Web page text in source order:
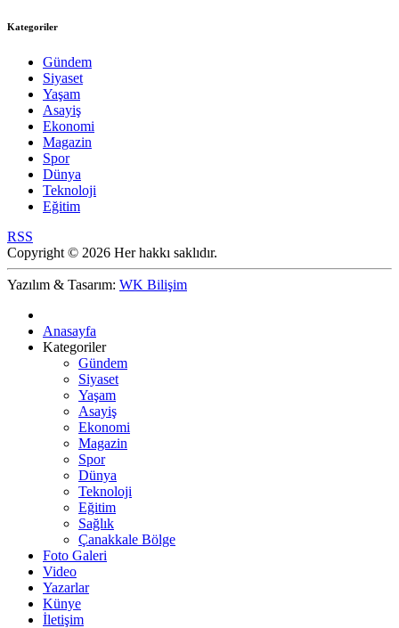
Kategoriler
Gündem
Siyaset
Yaşam
Asayiş
Ekonomi
Magazin
Spor
Dünya
Teknoloji
Eğitim
RSS
Copyright © 2026 Her hakkı saklıdır.
Yazılım & Tasarım: WK Bilişim
Anasayfa
Kategoriler
Gündem
Siyaset
Yaşam
Asayiş
Ekonomi
Magazin
Spor
Dünya
Teknoloji
Eğitim
Sağlık
Çanakkale Bölge
Foto Galeri
Video
Yazarlar
Künye
İletişim